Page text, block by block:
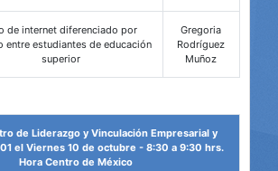
de internet diferenciado por
entre estudiantes de educación
superior
Gregoria
Rodríguez
Muñoz
de Liderazgo y Vinculación Empresarial y
el Viernes 10 de octubre - 8:30 a 9:30 hrs.
Hora Centro de México